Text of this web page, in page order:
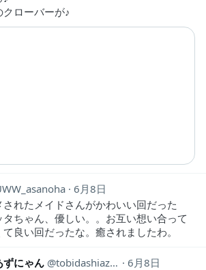
ローバーが♪
6月8日
されたメイドさんがかわいい回だった
タちゃん、優しい。。お互い想い合って
て良い回だったな。癒されましたわ。
ずにゃん tobidashiazunya
6月8日